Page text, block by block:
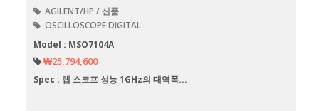
AGILENT/HP / 신품
OSCILLOSCOPE DIGITAL
Model : MSO7104A
₩25,794,600
Spec : 랩 스코프 성능 1GHz의 대역폭...